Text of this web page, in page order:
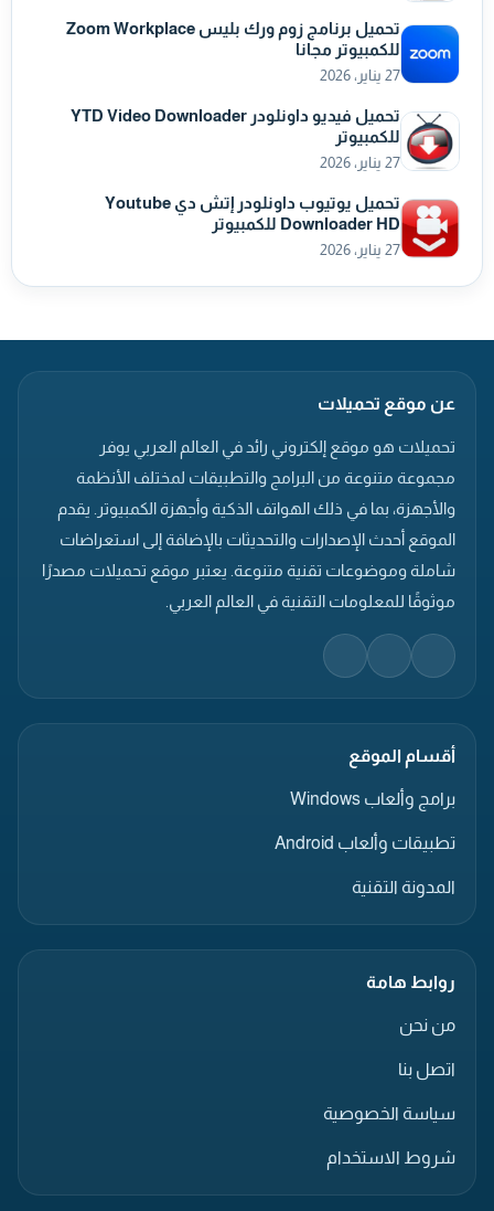
تحميل برنامج زوم ورك بليس Zoom Workplace
للكمبيوتر مجانا
27 يناير، 2026
تحميل فيديو داونلودر YTD Video Downloader
للكمبيوتر
27 يناير، 2026
تحميل يوتيوب داونلودر إتش دي Youtube
Downloader HD للكمبيوتر
27 يناير، 2026
عن موقع تحميلات
تحميلات هو موقع إلكتروني رائد في العالم العربي يوفر
مجموعة متنوعة من البرامج والتطبيقات لمختلف الأنظمة
والأجهزة، بما في ذلك الهواتف الذكية وأجهزة الكمبيوتر. يقدم
الموقع أحدث الإصدارات والتحديثات بالإضافة إلى استعراضات
شاملة وموضوعات تقنية متنوعة. يعتبر موقع تحميلات مصدرًا
موثوقًا للمعلومات التقنية في العالم العربي.
أقسام الموقع
برامج وألعاب Windows
تطبيقات وألعاب Android
المدونة التقنية
روابط هامة
من نحن
اتصل بنا
سياسة الخصوصية
شروط الاستخدام